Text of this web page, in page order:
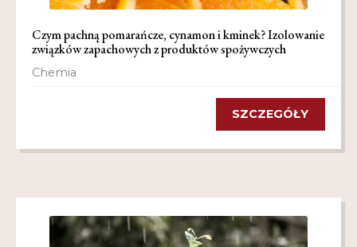
Czym pachną pomarańcze, cynamon i kminek? Izolowanie
związków zapachowych z produktów spożywczych
Chemia
SZCZEGÓŁY